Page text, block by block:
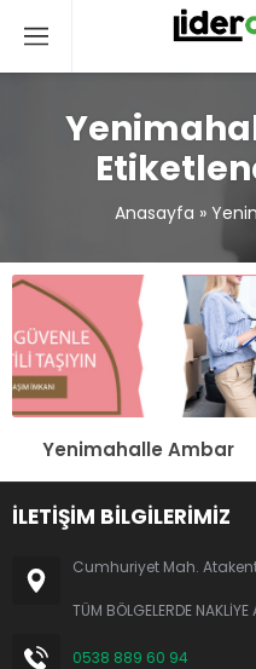
Anasayfa »
Yenimahalle Ambar
İLETİŞİM BİLGİLERİMİZ
Cumhuriyet Mah.
TÜM BÖLGELERDE
0538 889 60 94